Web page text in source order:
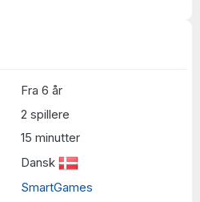
Fra 6 år
2 spillere
15 minutter
Dansk
SmartGames